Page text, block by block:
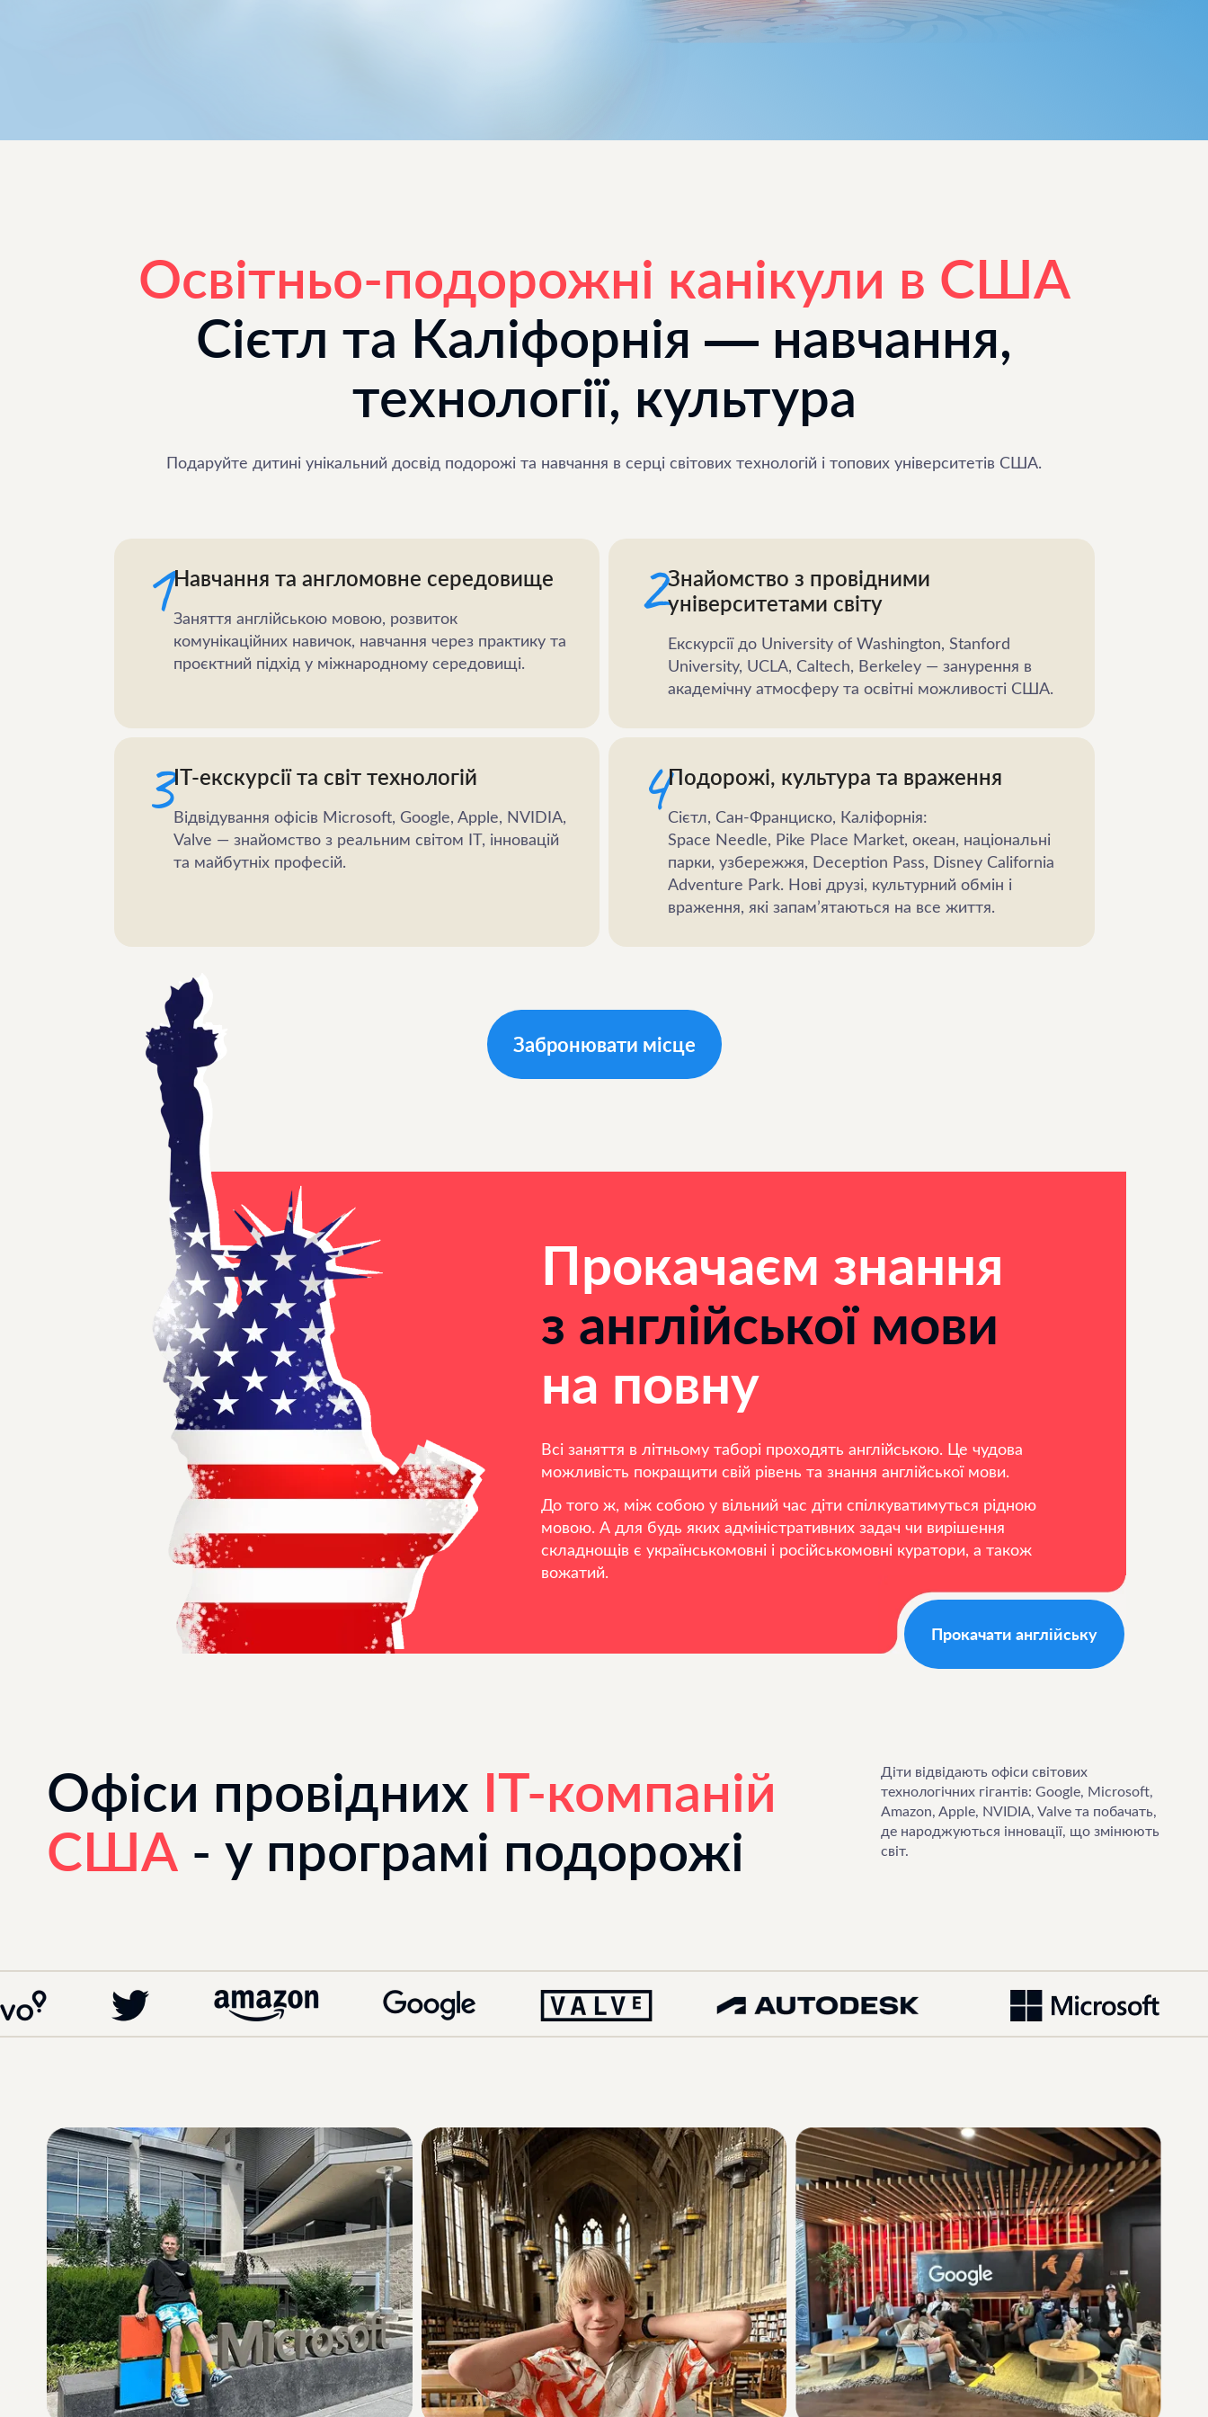
Освітньо-подорожні канікули в США
Сієтл та Каліфорнія — навчання,
технології, культура
Подаруйте дитині унікальний досвід подорожі та навчання в серці світових технологій і топових університетів США.
1Навчання та англомовне середовище
Заняття англійською мовою, розвиток
комунікаційних навичок, навчання через практику та
проєктний підхід у міжнародному середовищі.
2Знайомство з провідними
університетами світу
Екскурсії до University of Washington, Stanford
University, UCLA, Caltech, Berkeley — занурення в
академічну атмосферу та освітні можливості США.
3ІТ-екскурсії та світ технологій
Відвідування офісів Microsoft, Google, Apple, NVIDIA,
Valve — знайомство з реальним світом ІТ, інновацій
та майбутніх професій.
4Подорожі, культура та враження
Сієтл, Сан-Франциско, Каліфорнія:
Space Needle, Pike Place Market, океан, національні
парки, узбережжя, Deception Pass, Disney California
Adventure Park. Нові друзі, культурний обмін і
враження, які запам’ятаються на все життя.
Забронювати місце
Прокачаєм знання
з англійської мови
на повну
Всі заняття в літньому таборі проходять англійською. Це чудова
можливість покращити свій рівень та знання англійської мови.
До того ж, між собою у вільний час діти спілкуватимуться рідною
мовою. А для будь яких адміністративних задач чи вирішення
складнощів є українськомовні і російськомовні куратори, а також
вожатий.
Прокачати англійську
Офіси провідних IT-компаній
США - у програмі подорожі
Діти відвідають офіси світових
технологічних гігантів: Google, Microsoft,
Amazon, Apple, NVIDIA, Valve та побачать,
де народжуються інновації, що змінюють
світ.